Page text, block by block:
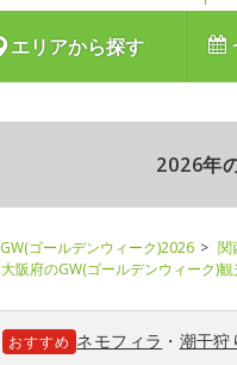
エリアから探す
2026年
GW(ゴールデンウィーク)2026 関
大阪府のGW(ゴールデンウィーク)観
おすすめ ネモフィラ ・ 潮干狩